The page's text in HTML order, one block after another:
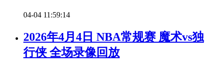
04-04 11:59:14
2026年4月4日 NBA常规赛 魔术vs独
行侠 全场录像回放